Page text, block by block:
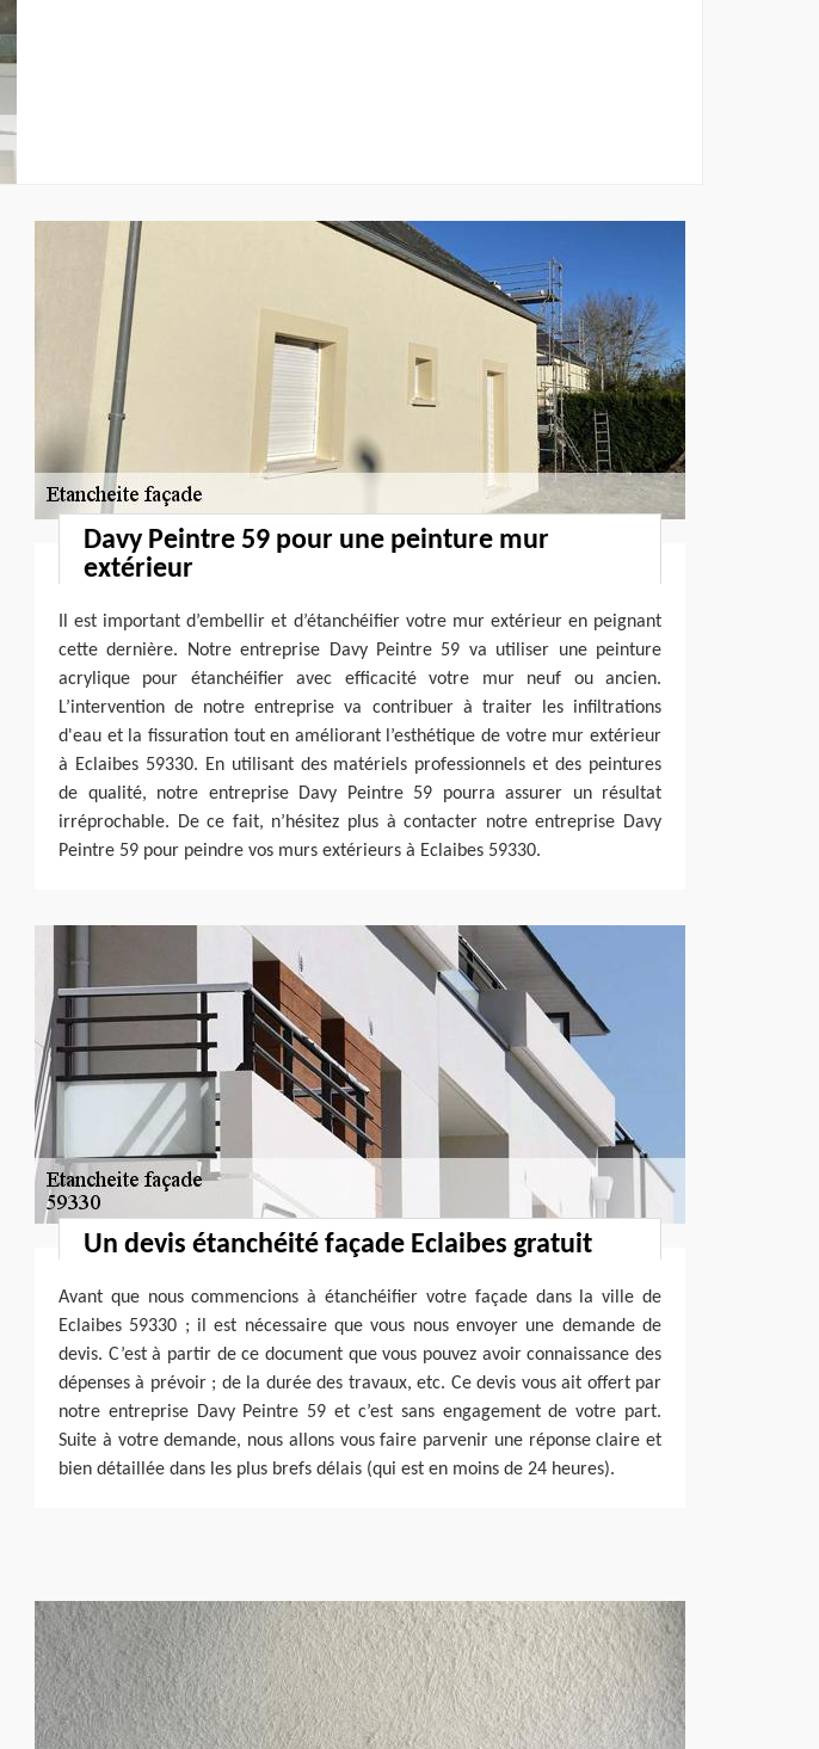
Davy Peintre 59 pour une peinture mur
extérieur
Il est important d’embellir et d’étanchéifier votre mur extérieur en peignant
cette dernière. Notre entreprise Davy Peintre 59 va utiliser une peinture
acrylique pour étanchéifier avec efficacité votre mur neuf ou ancien.
L’intervention de notre entreprise va contribuer à traiter les infiltrations
d'eau et la fissuration tout en améliorant l’esthétique de votre mur extérieur
à Eclaibes 59330. En utilisant des matériels professionnels et des peintures
de qualité, notre entreprise Davy Peintre 59 pourra assurer un résultat
irréprochable. De ce fait, n’hésitez plus à contacter notre entreprise Davy
Peintre 59 pour peindre vos murs extérieurs à Eclaibes 59330.
Un devis étanchéité façade Eclaibes gratuit
Avant que nous commencions à étanchéifier votre façade dans la ville de
Eclaibes 59330 ; il est nécessaire que vous nous envoyer une demande de
devis. C’est à partir de ce document que vous pouvez avoir connaissance des
dépenses à prévoir ; de la durée des travaux, etc. Ce devis vous ait offert par
notre entreprise Davy Peintre 59 et c’est sans engagement de votre part.
Suite à votre demande, nous allons vous faire parvenir une réponse claire et
bien détaillée dans les plus brefs délais (qui est en moins de 24 heures).